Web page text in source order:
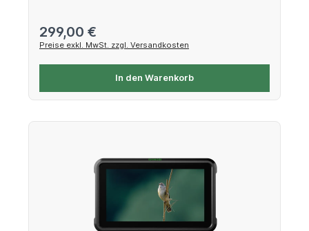
Regulärer Preis:
299,00 €
Preise exkl. MwSt. zzgl. Versandkosten
In den Warenkorb